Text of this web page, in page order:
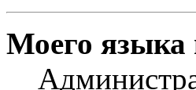
Моего языка